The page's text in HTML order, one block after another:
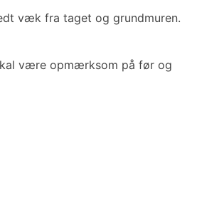
væk fra taget og grundmuren.
være opmærksom på før og